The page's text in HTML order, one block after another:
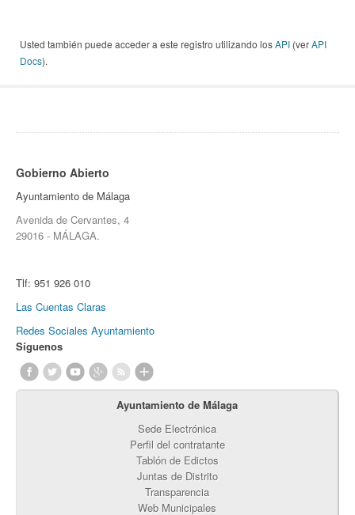
Usted también puede acceder a este registro utilizando losAPI (verAPI
Docs).
Gobierno Abierto
Ayuntamiento de Málaga
Avenida de Cervantes, 4
29016 - MÁLAGA.
Tlf: 951 926 010
Las Cuentas Claras
Redes Sociales Ayuntamiento
Síguenos
Ayuntamiento de Málaga
Sede Electrónica
Perfil del contratante
Tablón de Edictos
Juntas de Distrito
Transparencia
Web Municipales